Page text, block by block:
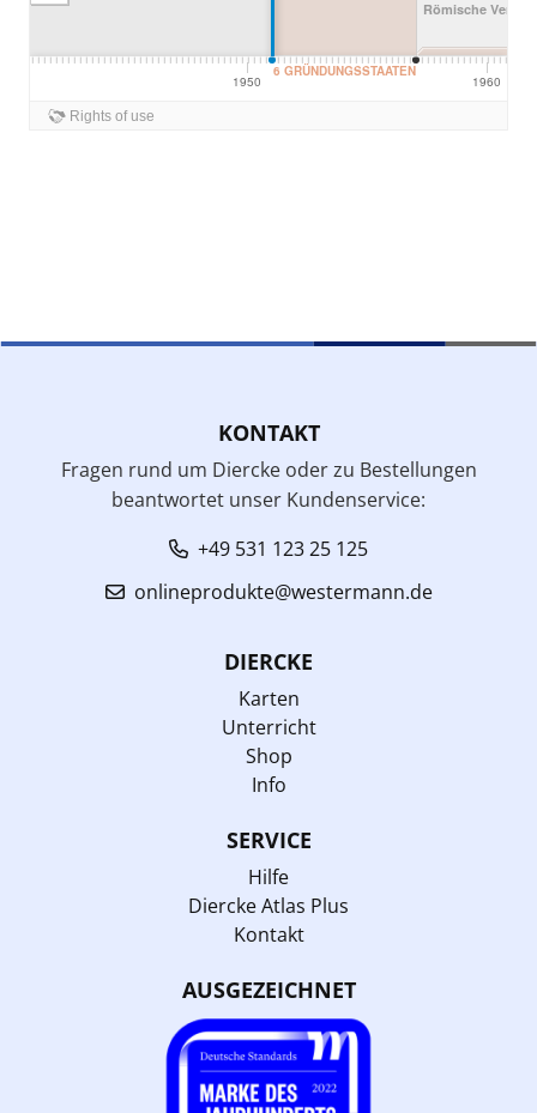
KONTAKT
Fragen rund um Diercke oder zu Bestellungen
beantwortet unser Kundenservice:
+49 531 123 25 125
onlineprodukte@westermann.de
DIERCKE
Karten
Unterricht
Shop
Info
SERVICE
Hilfe
Diercke Atlas Plus
Kontakt
AUSGEZEICHNET